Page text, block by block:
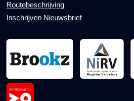
Routebeschrijving
Inschrijven Nieuwsbrief